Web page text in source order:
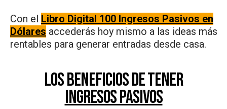
Con el Libro Digital 100 Ingresos Pasivos en
Dólares accederás hoy mismo a las ideas más
rentables para generar entradas desde casa.
los beneficios de TENER
ingresos pasivos